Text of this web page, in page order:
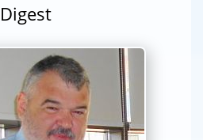
Digest